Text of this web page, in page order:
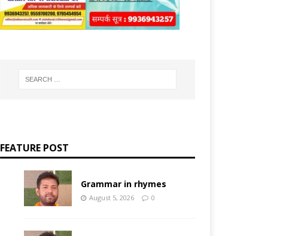
FEATURE POST
Grammar in rhymes
August 5, 2026 0